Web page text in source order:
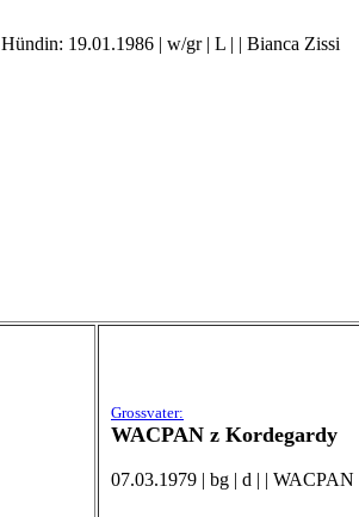
Hündin: 19.01.1986 | w/gr | L | | Bianca Zissi
Grossvater:
WACPAN z Kordegardy
07.03.1979 | bg | d | | WACPAN